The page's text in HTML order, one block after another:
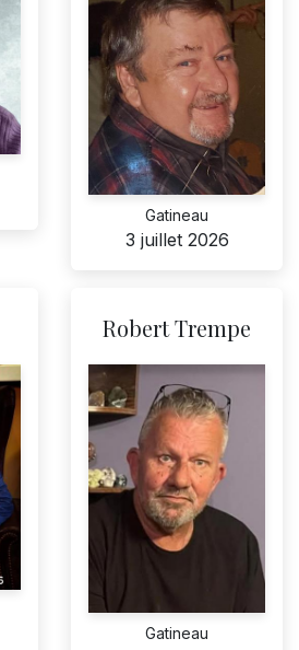
Gatineau
3 juillet 2026
Robert Trempe
Gatineau